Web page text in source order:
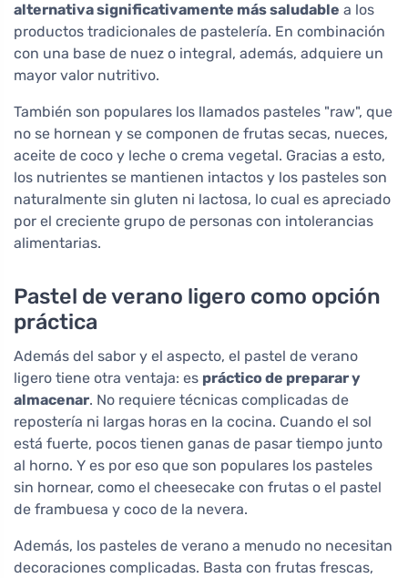
alternativa significativamente más saludable a los
productos tradicionales de pastelería. En combinación
con una base de nuez o integral, además, adquiere un
mayor valor nutritivo.
También son populares los llamados pasteles "raw", que
no se hornean y se componen de frutas secas, nueces,
aceite de coco y leche o crema vegetal. Gracias a esto,
los nutrientes se mantienen intactos y los pasteles son
naturalmente sin gluten ni lactosa, lo cual es apreciado
por el creciente grupo de personas con intolerancias
alimentarias.
Pastel de verano ligero como opción
práctica
Además del sabor y el aspecto, el pastel de verano
ligero tiene otra ventaja: es práctico de preparar y
almacenar. No requiere técnicas complicadas de
repostería ni largas horas en la cocina. Cuando el sol
está fuerte, pocos tienen ganas de pasar tiempo junto
al horno. Y es por eso que son populares los pasteles
sin hornear, como el cheesecake con frutas o el pastel
de frambuesa y coco de la nevera.
Además, los pasteles de verano a menudo no necesitan
decoraciones complicadas. Basta con frutas frescas,